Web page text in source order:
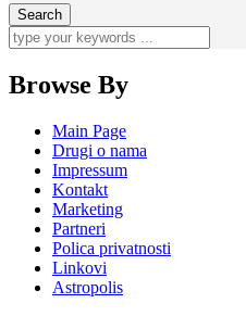
Browse By
Main Page
Drugi o nama
Impressum
Kontakt
Marketing
Partneri
Polica privatnosti
Linkovi
Astropolis